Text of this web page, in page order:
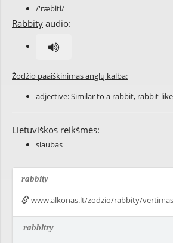
/'ræbiti/
Rabbity audio:
Žodžio paaiškinimas anglų kalba:
adjective: Similar to a rabbit, rabbit-
Lietuviškos reikšmės:
siaubas
rabbity
www.alkonas.lt/zodzio/rabbity/vertimas
rabbitry